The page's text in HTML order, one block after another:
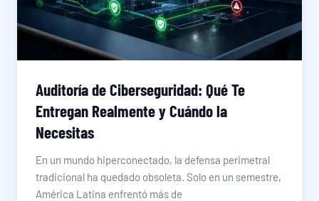
Auditoría de Ciberseguridad: Qué Te
Entregan Realmente y Cuándo la
Necesitas
En un mundo hiperconectado, la defensa perimetral
tradicional ha quedado obsoleta. Solo en un semestre,
América Latina enfrentó más de